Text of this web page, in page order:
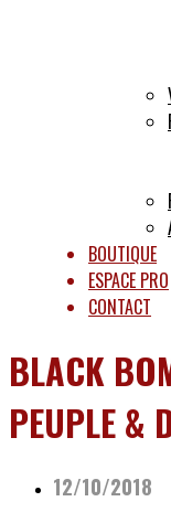
BOUTIQUE
ESPACE PRO
CONTACT
BLACK
PEUPLE &
12/10/2018